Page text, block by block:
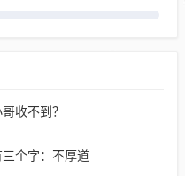
收不到？
个字：不厚道